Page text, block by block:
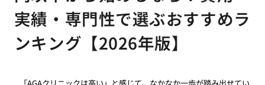
実績・専門性で選ぶおすすめラ
ンキング【2026年版】